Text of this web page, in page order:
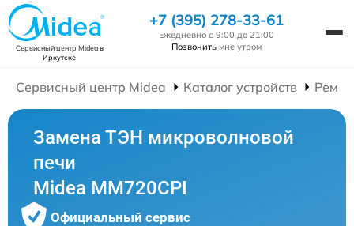
Сервисный центр Mideaв
Иркутске
+7 (395) 278-33-61
Ежедневно с 9:00 до 21:00
Позвонить мне утром
Сервисный центр Midea Каталог устройств
Замена ТЭН микроволновой
печи
Midea MM720CPI
Официальный сервис